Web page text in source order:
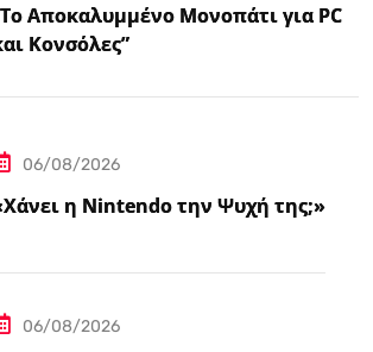
Αποκαλυμμένο Μονοπάτι για PC
Κονσόλες”
06/08/2026
η Nintendo την Ψυχή της;»
06/08/2026